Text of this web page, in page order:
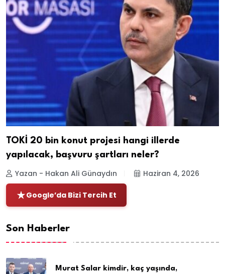
TOKİ 20 bin konut projesi hangi illerde
yapılacak, başvuru şartları neler?
Yazan - Hakan Ali Günaydın Haziran 4, 2026
Google’da Bizi Tercih Et
Son Haberler
Murat Salar kimdir, kaç yaşında,